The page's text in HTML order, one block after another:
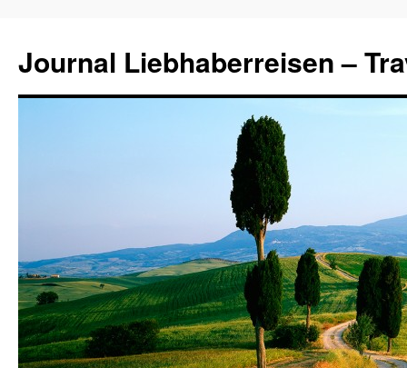
Journal Liebhaberreisen –